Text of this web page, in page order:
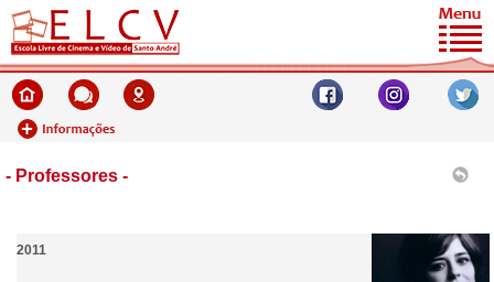
- Professores -
2011